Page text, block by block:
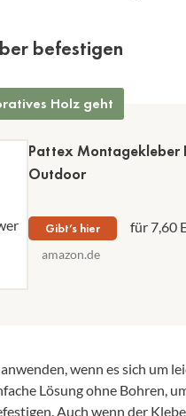
befestigen
Holz geht
Pattex Montagekleber
Outdoor
Gibt’s hier für 7,60
amazon.de
wenn es sich um
Lösung ohne Bohren,
Auch wenn der